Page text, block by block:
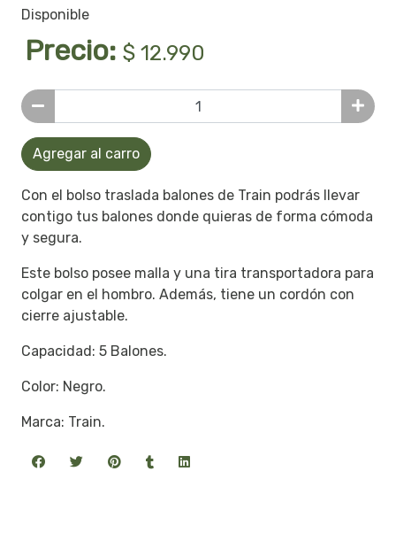
Disponible
Precio: $ 12.990
Agregar al carro
Con el bolso traslada balones de Train podrás llevar
contigo tus balones donde quieras de forma cómoda
y segura.
Este bolso posee malla y una tira transportadora para
colgar en el hombro. Además, tiene un cordón con
cierre ajustable.
Capacidad: 5 Balones.
Color: Negro.
Marca: Train.